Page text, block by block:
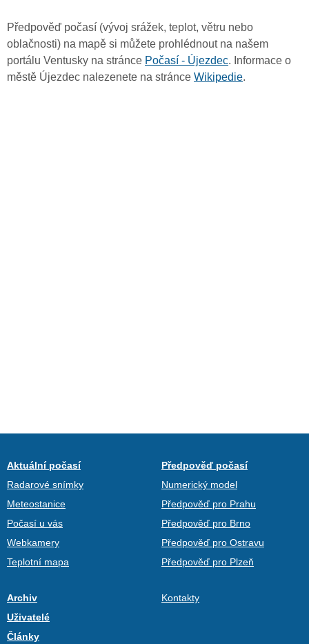
Předpověď počasí (vývoj srážek, teplot, větru nebo
oblačnosti) na mapě si můžete prohlédnout na našem
portálu Ventusky na stránce Počasí - Újezdec. Informace o
městě Újezdec nalezenete na stránce Wikipedie.
Aktuální počasí
Radarové snímky
Meteostanice
Počasí u vás
Webkamery
Teplotní mapa
Předpověď počasí
Numerický model
Předpověď pro Prahu
Předpověď pro Brno
Předpověď pro Ostravu
Předpověď pro Plzeň
Archiv
Uživatelé
Články
Kontakty